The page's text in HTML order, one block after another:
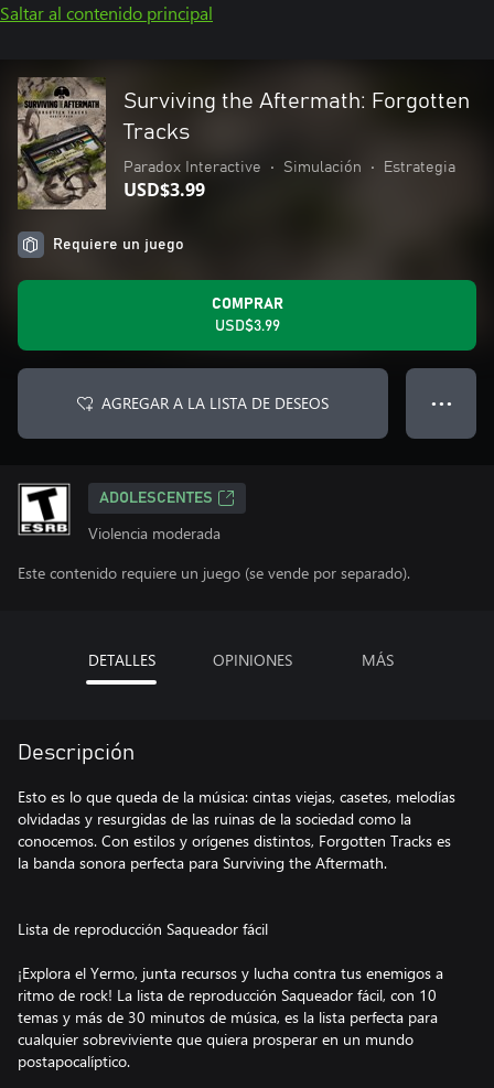
Saltar al contenido principal
Surviving the Aftermath: Forgotten
Tracks
Paradox Interactive • Simulación • Estrategia
USD$3.99
Requiere un juego
COMPRAR
USD$3.99
AGREGAR A LA LISTA DE DESEOS ● ● ●
ADOLESCENTES
Violencia moderada
Este contenido requiere un juego (se vende por separado).
DETALLES OPINIONES MÁS
Descripción
Esto es lo que queda de la música: cintas viejas, casetes, melodías
olvidadas y resurgidas de las ruinas de la sociedad como la
conocemos. Con estilos y orígenes distintos, Forgotten Tracks es
la banda sonora perfecta para Surviving the Aftermath.
Lista de reproducción Saqueador fácil
¡Explora el Yermo, junta recursos y lucha contra tus enemigos a
ritmo de rock! La lista de reproducción Saqueador fácil, con 10
temas y más de 30 minutos de música, es la lista perfecta para
cualquier sobreviviente que quiera prosperar en un mundo
postapocalíptico.